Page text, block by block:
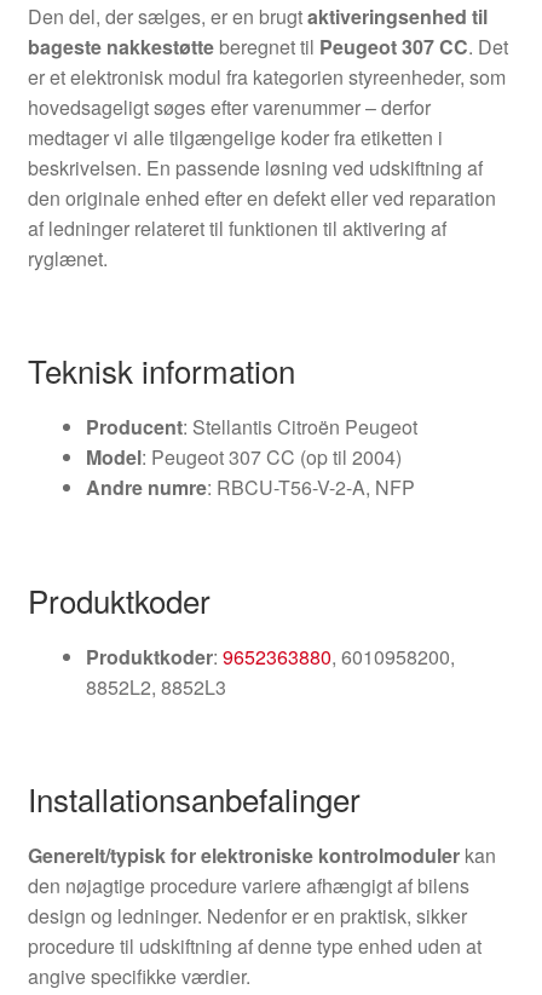
Den del, der sælges, er en brugtaktiveringsenhed til
bageste nakkestøtteberegnet til Peugeot 307 CC. Det
er et elektronisk modul fra kategorien styreenheder, som
hovedsageligt søges efter varenummer – derfor
medtager vi alle tilgængelige koder fra etiketten i
beskrivelsen. En passende løsning ved udskiftning af
den originale enhed efter en defekt eller ved reparation
af ledninger relateret til funktionen til aktivering af
ryglænet.
Teknisk information
Producent: Stellantis Citroën Peugeot
Model: Peugeot 307 CC (op til 2004)
Andre numre: RBCU-T56-V-2-A, NFP
Produktkoder
Produktkoder: 9652363880, 6010958200,
8852L2, 8852L3
Installationsanbefalinger
Generelt/typisk for elektroniske kontrolmodulerkan
den nøjagtige procedure variere afhængigt af bilens
design og ledninger. Nedenfor er en praktisk, sikker
procedure til udskiftning af denne type enhed uden at
angive specifikke værdier.